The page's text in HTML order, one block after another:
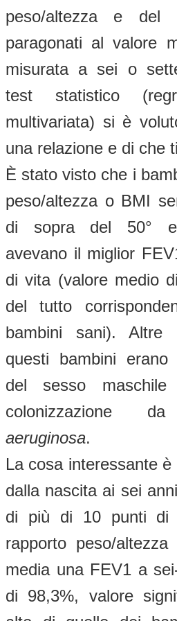
peso/altezza e del
paragonati al valore
misurata a sei o
test statistico
multivariata) si è
una relazione e di che
È stato visto che i
peso/altezza o BMI
di sopra del 50°
avevano il miglior
di vita (valore medio
del tutto
bambini sani). Altre
questi bambini erano
del sesso
colonizzazione
aeruginosa.
La cosa interessante
dalla nascita ai sei
di più di 10 punti di
rapporto peso/
media una FEV1 a
di 98,3%, valore